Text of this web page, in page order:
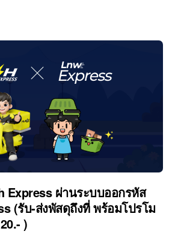
Express ผ่านระบบออกรหัส
(รับ-ส่งพัสดุถึงที่ พร้อมโปรโม
)